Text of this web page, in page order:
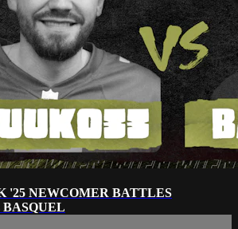
'25 NEWCOMER BATTLES
BASQUEL